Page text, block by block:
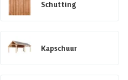
Schutting
Kapschuur